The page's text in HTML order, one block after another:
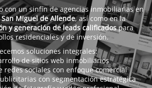
con un sinfín de agencias inmobiliarias en
Miguel de Allende, así como en la
y generación de leads calificadospara
residenciales y de inversión.
soluciones integrales:
de sitios web inmobiliarios
redes sociales con enfoque comercial
con segmentación estratégica